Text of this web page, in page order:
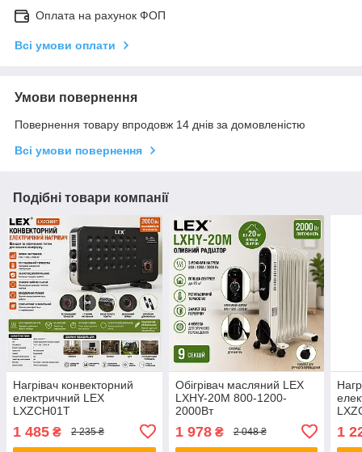
Оплата на рахунок ФОП
Всі умови оплати
Умови повернення
Повернення товару впродовж 14 днів за домовленістю
Всі умови повернення
Подібні товари компанії
Нагрівач конвекторний
електричний LEX
LXZCH01T
1 485 ₴ 2 235 ₴
Обігрівач масляний LEX
LXHY-20M 800-1200-
2000Вт
1 978₴ 2 048 ₴ 1